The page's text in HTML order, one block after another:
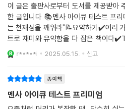
이 글은 출판사로부터 도서를 제공받아
한 글입니다 📚멘사 아이큐 테스트 프리
든 천재성을 깨워라"📝요약하기✔️여러
트로 재미와 유익함을 다 잡은 책이다
큐 테스트20문제를 시간제한 25분으로
간안에 테스트 완료를 하였고 영상으로
r*****i 2025.05.15. 신고
종이책
멘사 아이큐 테스트 프리미엄